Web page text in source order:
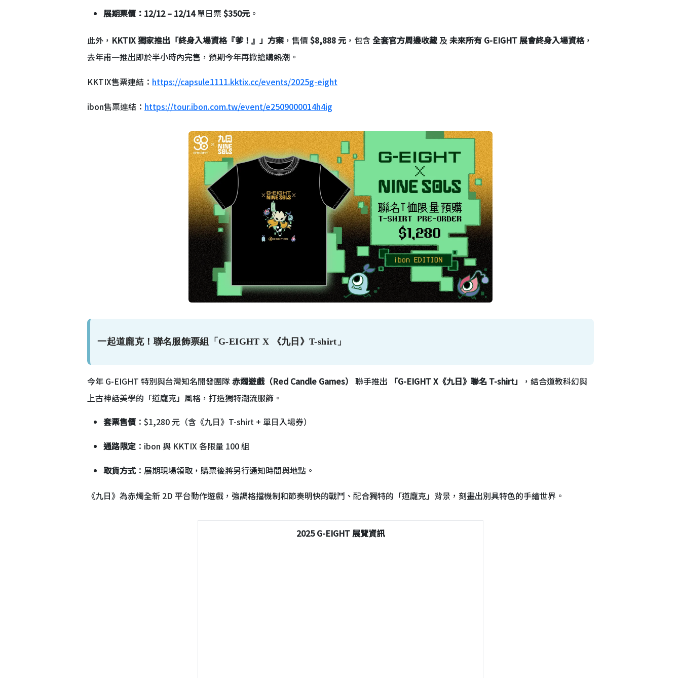
展期票價：12/12 – 12/14單日票$350元 。
此外， KKTIX 獨家推出「終身入場資格『爹！』」方案 ，售價$8,888 元 ，包含全套官方周邊收藏及 未來所有 G-EIGHT 展會終身入場資格，
去年甫一推出即於半小時內完售，預期今年再掀搶購熱潮。
KKTIX售票連結： https://capsule1111.kktix.cc/events/2025g-eight
ibon售票連結： https://tour.ibon.com.tw/event/e2509000014h4ig
一起道龐克！聯名服飾票組「G-EIGHT X 《九日》T-shirt」
今年 G-EIGHT 特別與台灣知名開發團隊赤燭遊戲（Red Candle Games） 聯手推出 「G-EIGHT X《九日》聯名 T-shirt」
，結合道教科幻與
上古神話美學的「道龐克」風格，打造獨特潮流服飾。
套票售價 ：$1,280 元（含《九日》T-shirt + 單日入場券）
通路限定 ：ibon 與 KKTIX 各限量 100 組
取貨方式：展期現場領取，購票後將另行通知時間與地點。
《九日》為赤燭全新 2D 平台動作遊戲，強調格擋機制和節奏明快的戰鬥、配合獨特的「道龐克」背景，刻畫出別具特色的手繪世界。
2025 G-EIGHT 展覽資訊